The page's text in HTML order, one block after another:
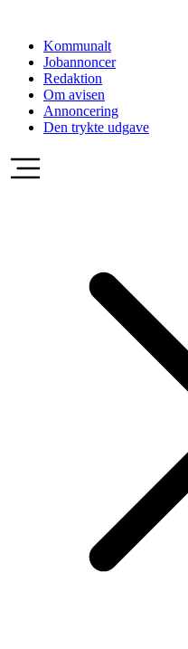
indholdKommunalt
Jobannoncer
Redaktion
Om avisen
Annoncering
Den trykte udgave